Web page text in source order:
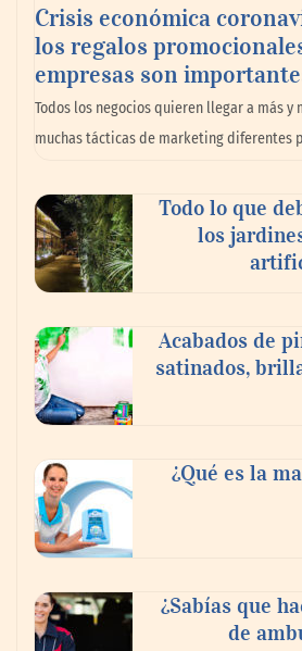
Zoomex mejora su
herramientas avanzadas
estratégico
Harvard Business Impact
‘Essential Skill Suites’: un
sobre cómo los estudiantes
desarrollan las
Crisis económica
los regalos
empresas son
Todos los negocios quieren llegar a más
muchas tácticas de marketing diferentes
Todo lo que
los
Acabados de
satinados,
¿Qué es la
¿Sabías que
de